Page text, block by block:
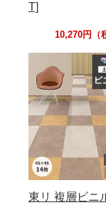
T]
10,270円（
東リ 複層ビニ